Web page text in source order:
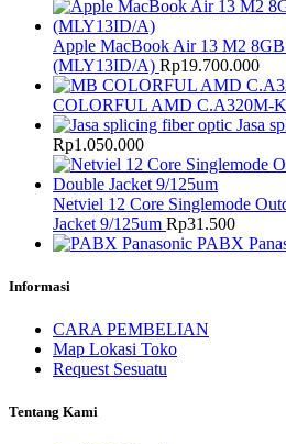
Apple MacBook Air 13 M2
(MLY13ID/A) Rp19.700.000
COLORFUL AMD C.A320M-
Jasa
Rp1.050.000
Netviel 12 Core Singlemode
Jacket 9/125um Rp31.500
PABX
Informasi
CARA PEMBELIAN
Map Lokasi Toko
Request Sesuatu
Tentang Kami